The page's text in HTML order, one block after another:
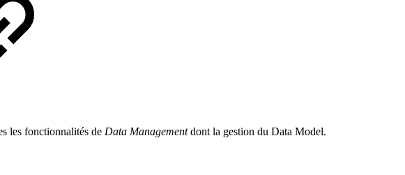
les fonctionnalités de Data Managementdont la gestion du Data Model.